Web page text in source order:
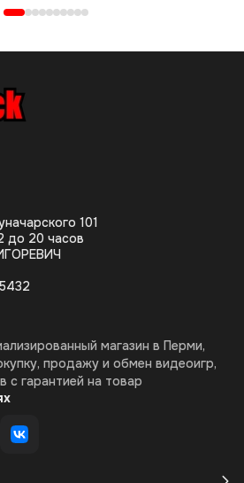
101
до 20 часов
магазин в Перми,
продажу и обмен видеоигр,
с гарантией на товар